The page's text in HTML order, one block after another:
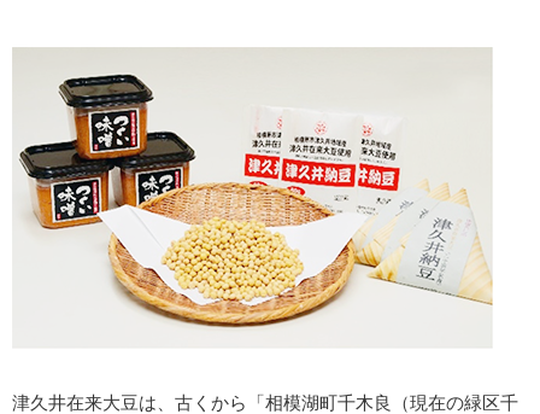
津久井在来大豆は、古くから「相模湖町千木良（現在の緑区千